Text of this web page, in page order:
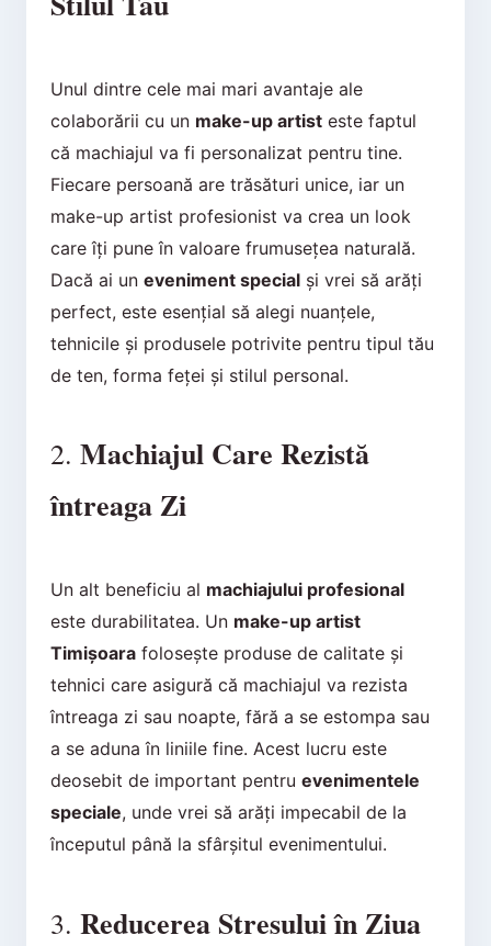
Unul dintre cele mai mari avantaje ale
colaborării cu un make-up artisteste faptul
că machiajul va fi personalizat pentru tine.
Fiecare persoană are trăsături unice, iar un
make-up artist profesionist va crea un look
care îți pune în valoare frumusețea naturală.
Dacă ai un eveniment specialși vrei să arăți
perfect, este esențial să alegi nuanțele,
tehnicile și produsele potrivite pentru tipul tău
de ten, forma feței și stilul personal.
2. Machiajul Care Rezistă
întreaga Zi
Un alt beneficiu al machiajului profesional
este durabilitatea. Un make-up artist
Timișoarafolosește produse de calitate și
tehnici care asigură că machiajul va rezista
întreaga zi sau noapte, fără a se estompa sau
a se aduna în liniile fine. Acest lucru este
deosebit de important pentru evenimentele
speciale, unde vrei să arăți impecabil de la
începutul până la sfârșitul evenimentului.
3. Reducerea Stresului în Ziua